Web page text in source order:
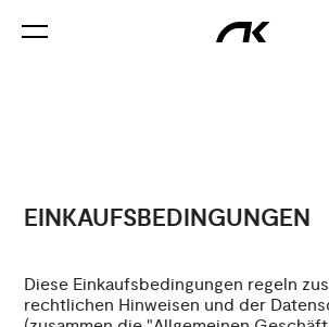
EINKAUFSBEDINGUNGEN
Diese Einkaufsbedingungen regeln
rechtlichen Hinweisen und der